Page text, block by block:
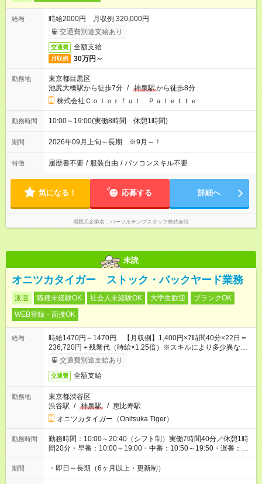
給与
時給2000円 月収例 320,000円
交通費別途支給あり
交通費 全額支給
月収例 30万円～
勤務地
東京都目黒区
池尻大橋駅から徒歩7分 / 神泉駅から徒歩8分
株式会社Ｃｏｌｏｒｆｕｌ Ｐａｌｅｔｔｅ
勤務時間 10:00～19:00(実働8時間 休憩1時間)
期間 2026年09月上旬～長期 ※9月～！
特徴 履歴書不要 / 服装自由 / パソコンスキル不要
気になる！ 応募する 詳細へ
掲載元企業名 パーソルテンプスタッフ株式会社
未読
オニツカタイガー ストック・バックヤード業務
派遣 職種未経験OK 社会人未経験OK 大学生歓迎
ブランクOK
WEB登録・面接OK
給与
時給1470円～1470円 【月収例】1,400円×7時間40分×22日＝
236,720円＋残業代（時給×1.25倍）※スキルにより多少異なり
ます。交通費別途支給あり
交通費 全額支給
勤務地
東京都渋谷区
渋谷駅 / 神泉駅 / 恵比寿駅
オニツカタイガー（Onitsuka Tiger）
勤務時間
勤務時間：10:00～20:40（シフト制）実働7時間40分／休憩1時
間20分・早番：10:00～19:00・中番：10:50～19:50・遅番：
11:40～20:40
期間 ・即日～長期（6ヶ月以上・更新制）